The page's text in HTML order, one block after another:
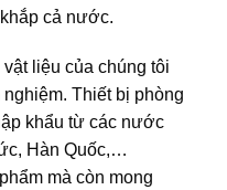
cả nước.
liệu của chúng tôi
Thiết bị phòng
khẩu từ các nước
Hàn Quốc,…
mà còn mong